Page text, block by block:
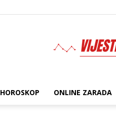
HOROSKOP ONLINE ZARADA